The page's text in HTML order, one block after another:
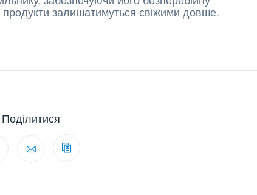
залишатимуться свіжими довше.
Поділитися